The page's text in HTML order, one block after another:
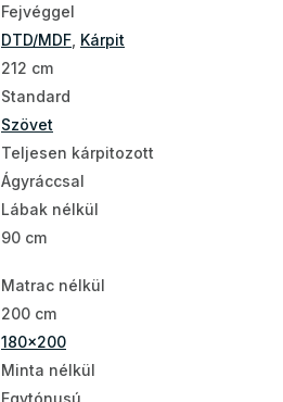
Fejvéggel
DTD/MDF Kárpit
212 cm
Standard
Szövet
Teljesen kárpitozott
Ágyráccsal
Lábak nélkül
90 cm
Matrac nélkül
200 cm
180x200
Minta nélkül
Egytónusú